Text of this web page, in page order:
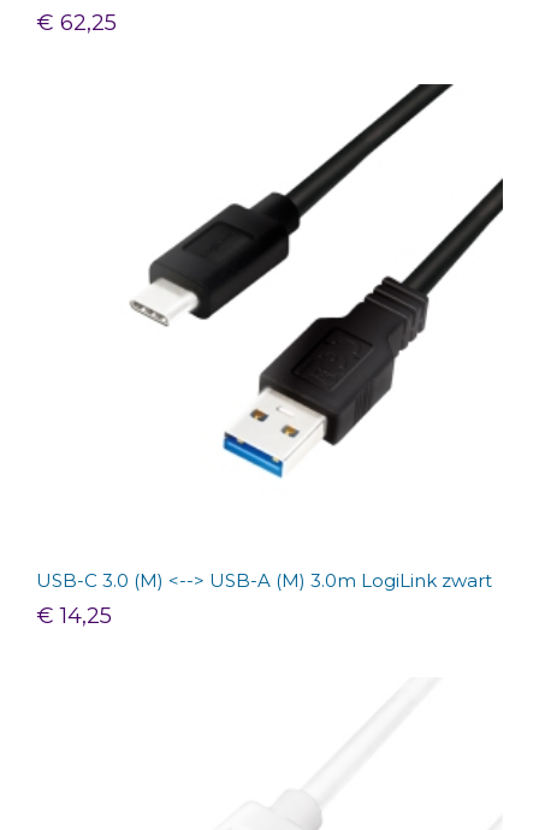
€ 62,25
USB-C 3.0 (M) <--> USB-A (M) 3.0m LogiLink zwart
€ 14,25